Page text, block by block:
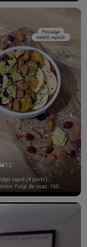
12
rapid (4 portii)
Fulgi de ovaz -160...